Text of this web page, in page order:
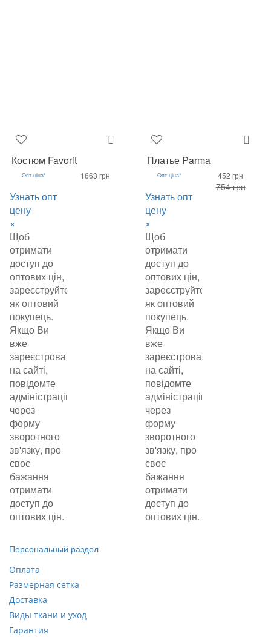
Костюм Favorit
Опт ціна*
Узнать опт
цену
×
Щоб
отримати
доступ до
оптових цін,
зареєструйтеся
як оптовий
покупець.
Якщо Ви
вже
зареєстровані
на сайті,
повідомте
адміністрацію
через
форму
зворотного
зв'язку, про
своє
бажання
отримати
доступ до
оптових цін.
1663 грн
Платье Parma
Опт ціна*
Узнать опт
цену
×
Щоб
отримати
доступ до
оптових цін,
зареєструйтеся
як оптовий
покупець.
Якщо Ви
вже
зареєстровані
на сайті,
повідомте
адміністрацію
через
форму
зворотного
зв'язку, про
своє
бажання
отримати
доступ до
оптових цін.
452 грн
754 грн
Персональный раздел
Оплата
Размерная сетка
Доставка
Виды ткани и уход
Гарантия